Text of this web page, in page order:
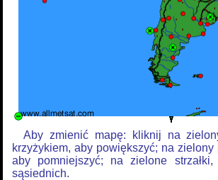
Aby zmienić mapę: kliknij na
krzyżykiem, aby powiększyć; na
aby pomniejszyć; na zielone
sąsiednich.